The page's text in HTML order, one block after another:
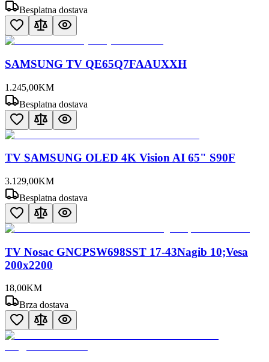
Besplatna dostava
SAMSUNG TV QE65Q7FAAUXXH
1.245,00KM
Besplatna dostava
TV SAMSUNG OLED 4K Vision AI 65" S90F
3.129,00KM
Besplatna dostava
TV Nosac GNCPSW698SST 17-43Nagib 10;Vesa
200x2200
18,00KM
Brza dostava